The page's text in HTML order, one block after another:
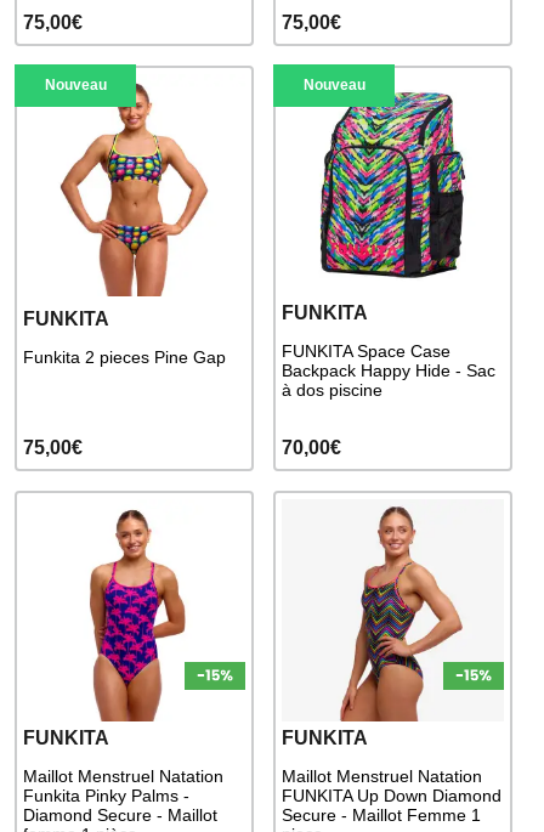
75,00€ 75,00€
Nouveau
FUNKITA
Funkita 2 pieces Pine Gap
75,00€
Nouveau
FUNKITA
FUNKITA Space Case
Backpack Happy Hide - Sac
à dos piscine
70,00€
FUNKITA
Maillot Menstruel Natation
Funkita Pinky Palms -
Diamond Secure - Maillot
FUNKITA
Maillot Menstruel Natation
FUNKITA Up Down Diamond
Secure - Maillot Femme 1